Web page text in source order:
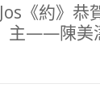
Jos《約》恭
主——陳美